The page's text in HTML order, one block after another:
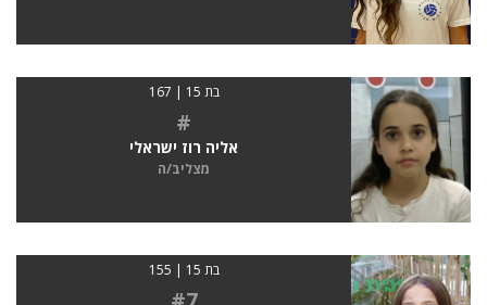
בת 15 | 167
#
אליה רוז ישראלי
מצליב/ה
בת 15 | 155